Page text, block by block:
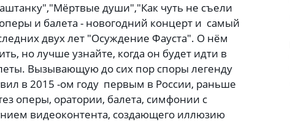
души","Как чуть не съели
и балета - новогодний концерт и самый
двух лет "Осуждение Фауста". О нём
но лучше узнайте, когда он будет идти в
Вызывающую до сих пор споры легенду
в 2015 -ом году первым в России, раньше
оперы, оратории, балета, симфонии с
видеоконтента, создающего иллюзию